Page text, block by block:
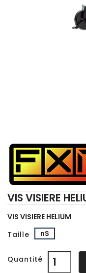
VIS VISIERE
VIS VISIERE HELIUM
Taille
nS
Quantité